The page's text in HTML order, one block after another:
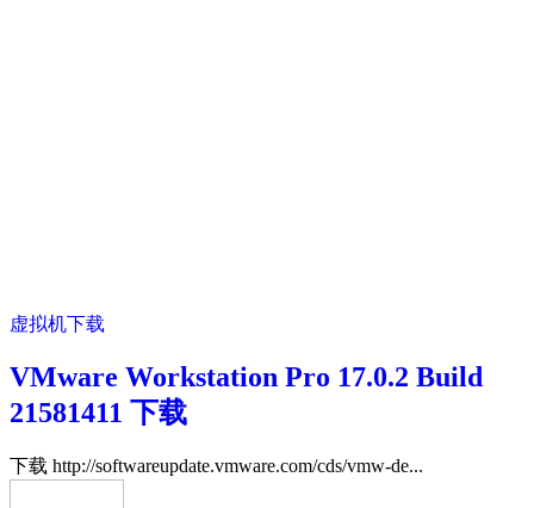
虚拟机下载
VMware Workstation Pro 17.0.2 Build
21581411 下载
下载 http://softwareupdate.vmware.com/cds/vmw-de...